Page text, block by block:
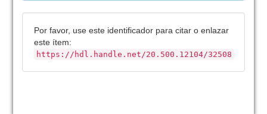
Por favor, use este identificador para citar o enlazar
este ítem:
https://hdl.handle.net/20.500.12104/32508